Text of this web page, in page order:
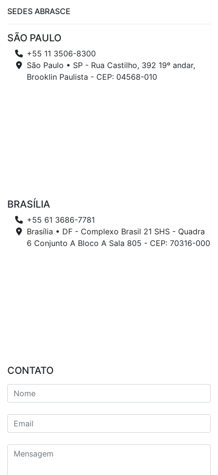
SEDES ABRASCE
SÃO PAULO
+55 11 3506-8300
São Paulo • SP - Rua Castilho, 392 19º andar,
Brooklin Paulista - CEP: 04568-010
BRASÍLIA
+55 61 3686-7781
Brasília • DF - Complexo Brasil 21 SHS - Quadra
6 Conjunto A Bloco A Sala 805 - CEP: 70316-000
CONTATO